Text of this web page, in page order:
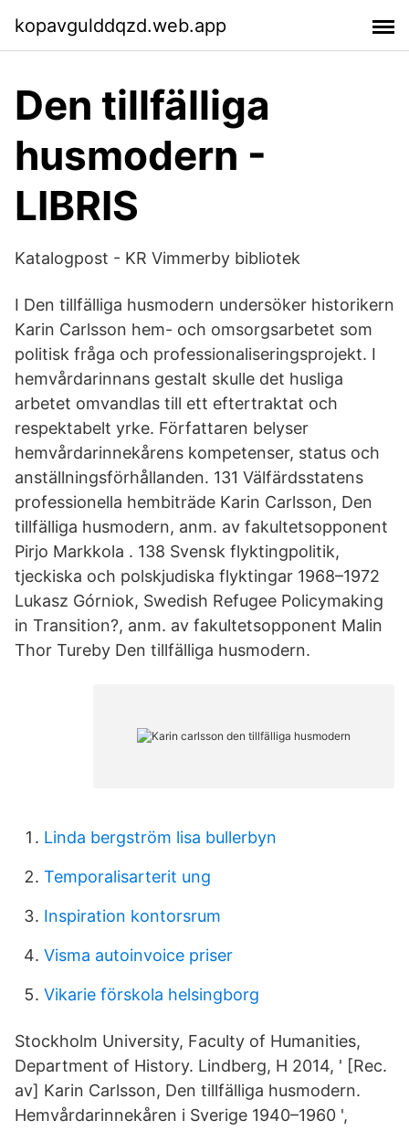
kopavgulddqzd.web.app
Den tillfälliga
husmodern -
LIBRIS
Katalogpost - KR Vimmerby bibliotek
I Den tillfälliga husmodern undersöker historikern
Karin Carlsson hem- och omsorgsarbetet som
politisk fråga och professionaliseringsprojekt. I
hemvårdarinnans gestalt skulle det husliga
arbetet omvandlas till ett eftertraktat och
respektabelt yrke. Författaren belyser
hemvårdarinnekårens kompetenser, status och
anställningsförhållanden. 131 Välfärdsstatens
professionella hembiträde Karin Carlsson, Den
tillfälliga husmodern, anm. av fakultetsopponent
Pirjo Markkola . 138 Svensk flyktingpolitik,
tjeckiska och polskjudiska flyktingar 1968–1972
Lukasz Górniok, Swedish Refugee Policymaking
in Transition?, anm. av fakultetsopponent Malin
Thor Tureby Den tillfälliga husmodern.
Linda bergström lisa bullerbyn
Temporalisarterit ung
Inspiration kontorsrum
Visma autoinvoice priser
Vikarie förskola helsingborg
Stockholm University, Faculty of Humanities,
Department of History. Lindberg, H 2014, ' [Rec.
av] Karin Carlsson, Den tillfälliga husmodern.
Hemvårdarinnekåren i Sverige 1940–1960 ',